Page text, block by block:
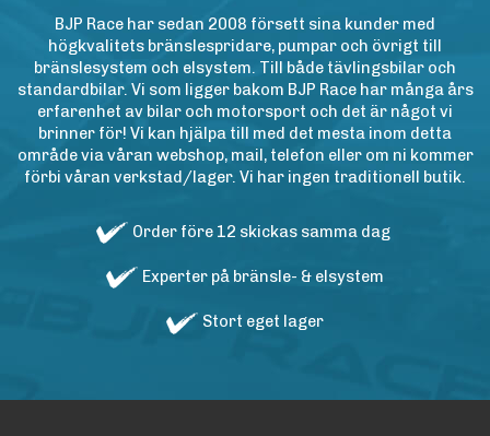
BJP Race har sedan 2008 försett sina kunder med
högkvalitets bränslespridare, pumpar och övrigt till
bränslesystem och elsystem. Till både tävlingsbilar och
standardbilar. Vi som ligger bakom BJP Race har många års
erfarenhet av bilar och motorsport och det är något vi
brinner för! Vi kan hjälpa till med det mesta inom detta
område via våran webshop, mail, telefon eller om ni kommer
förbi våran verkstad/lager. Vi har ingen traditionell butik.
Order före 12 skickas samma dag
Experter på bränsle- & elsystem
Stort eget lager